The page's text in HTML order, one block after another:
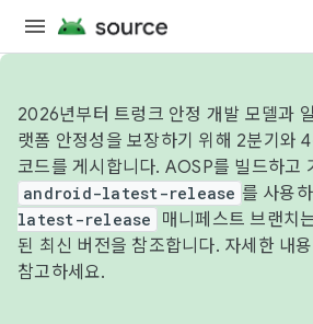
2026년부터 트렁크 안정 개발 모델과
랫폼 안정성을 보장하기 위해 2분기와
코드를 게시합니다. AOSP를 빌드하고
android-latest-release 를 사용
latest-release
매니페스트 브랜치
된 최신 버전을 참조합니다. 자세한 내
참고하세요.